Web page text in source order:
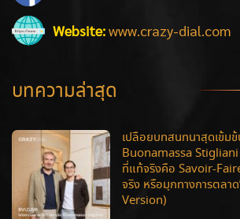
Website:www.crazy-dial.com
บทความล่าสุด
เปลือยบทสนทนาสุดเข้ม
Buonamassa Stigliani
ที่แท้จริงคือ Savoir-
จริง หรือมุกทางการตลา
Version)